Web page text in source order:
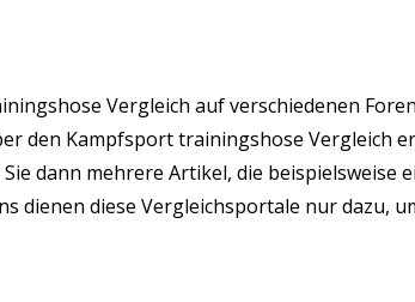
Vergleich auf verschiedenen
den Kampfsport trainingshose Vergleich
dann mehrere Artikel, die beispielsweise
dienen diese Vergleichsportale nur dazu,